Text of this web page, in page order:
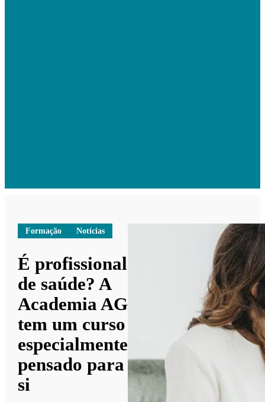
Formação Notícias
É profissional
de saúde? A
Academia AG
tem um curso
especialmente
pensado para
si